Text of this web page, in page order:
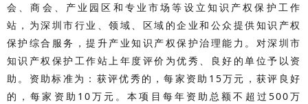
会、商会、产业园区和专业市场等设立知识产权保护工作
站，为深圳市行业、领域、区域的企业和公众提供知识产权
保护综合服务，提升产业知识产权保护治理能力。对深圳市
知识产权保护工作站上年度评价为优秀、良好的单位予以资
助。资助标准为：获评优秀的，每家资助15万元，获评良好
的，每家资助10万元。本项目每年资助总额不超过500万